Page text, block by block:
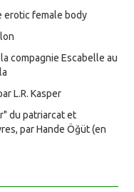
erotic female body
compagnie Escabelle au
L.R. Kasper
du patriarcat et
par Hande Öğüt (en